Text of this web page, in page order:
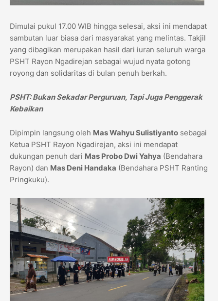
Dimulai pukul 17.00 WIB hingga selesai, aksi ini mendapat
sambutan luar biasa dari masyarakat yang melintas. Takjil
yang dibagikan merupakan hasil dari iuran seluruh warga
PSHT Rayon Ngadirejan sebagai wujud nyata gotong
royong dan solidaritas di bulan penuh berkah.
PSHT: Bukan Sekadar Perguruan, Tapi Juga Penggerak
Kebaikan
Dipimpin langsung oleh Mas Wahyu Sulistiyanto sebagai
Ketua PSHT Rayon Ngadirejan, aksi ini mendapat
dukungan penuh dari Mas Probo Dwi Yahya (Bendahara
Rayon) dan Mas Deni Handaka (Bendahara PSHT Ranting
Pringkuku).